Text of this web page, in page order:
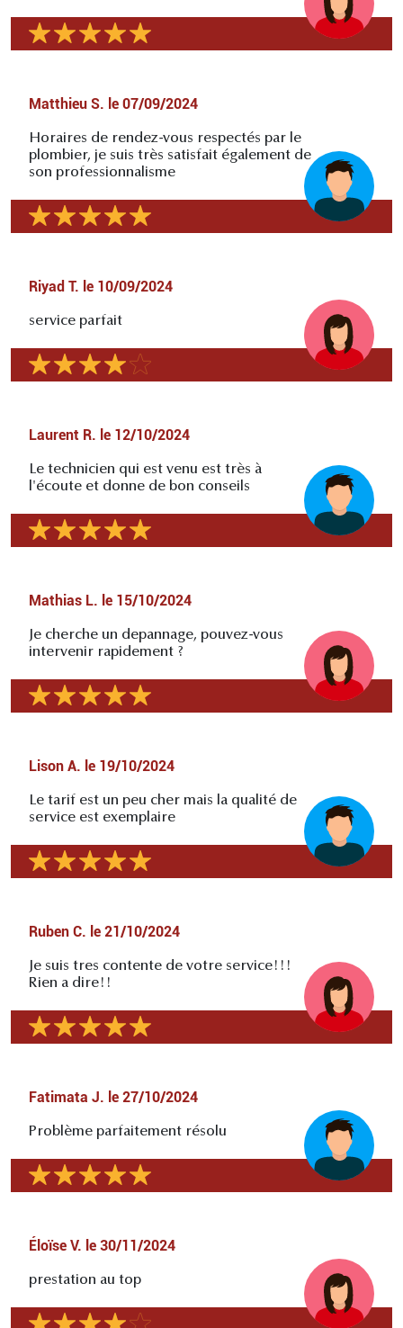
Matthieu S. le 07/09/2024
Horaires de rendez-vous respectés par le
plombier, je suis très satisfait également de
son professionnalisme
Riyad T. le 10/09/2024
service parfait
Laurent R. le 12/10/2024
Le technicien qui est venu est très à
l'écoute et donne de bon conseils
Mathias L. le 15/10/2024
Je cherche un depannage, pouvez-vous
intervenir rapidement ?
Lison A. le 19/10/2024
Le tarif est un peu cher mais la qualité de
service est exemplaire
Ruben C. le 21/10/2024
Je suis tres contente de votre service!!!
Rien a dire!!
Fatimata J. le 27/10/2024
Problème parfaitement résolu
Éloïse V. le 30/11/2024
prestation au top